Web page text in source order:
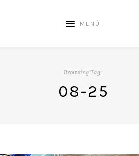
MENÚ
Browsing Tag:
08-25